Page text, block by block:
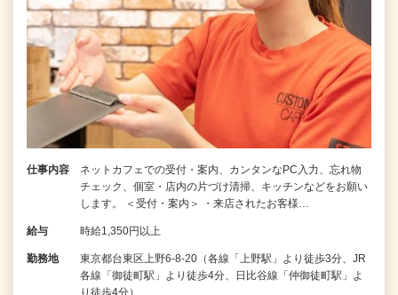
仕事内容
ネットカフェでの受付・案内、カンタンなPC入力、忘れ物
チェック、個室・店内の片づけ清掃、キッチンなどをお願い
します。 ＜受付・案内＞ ・来店されたお客様…
給与 時給1,350円以上
勤務地
東京都台東区上野6-8-20（各線「上野駅」より徒歩3分、JR
各線「御徒町駅」より徒歩4分、日比谷線「仲御徒町駅」よ
り徒歩4分）